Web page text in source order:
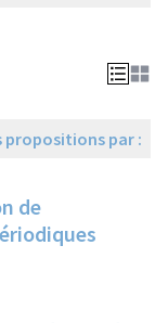
propositions par :
de